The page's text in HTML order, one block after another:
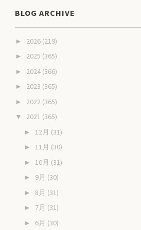
BLOG ARCHIVE
► 2026 (219)
► 2025 (365)
► 2024 (366)
► 2023 (365)
► 2022 (365)
▼ 2021 (365)
► 12月 (31)
► 11月 (30)
► 10月 (31)
► 9月 (30)
► 8月 (31)
► 7月 (31)
► 6月 (30)